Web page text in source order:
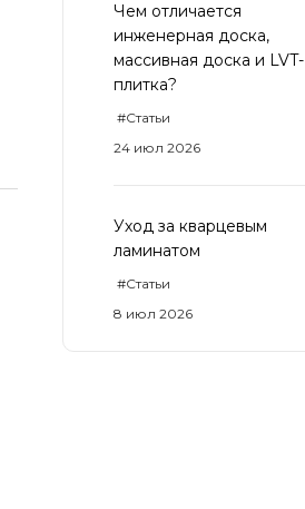
Чем отличается
инженерная доска,
массивная доска и LVT-
плитка?
#Статьи
24 июл 2026
Уход за кварцевым
ламинатом
#Статьи
8 июл 2026